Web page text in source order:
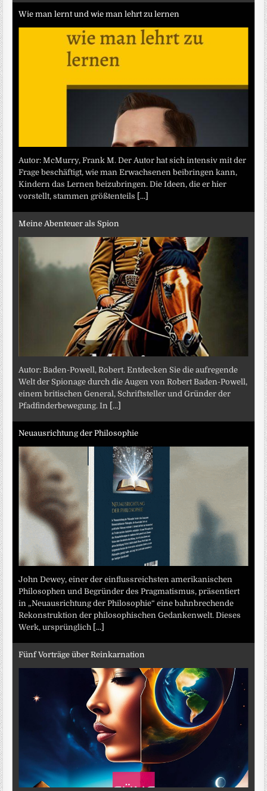
Wie man lernt und wie man lehrt zu lernen
Autor: McMurry, Frank M. Der Autor hat sich intensiv mit der
Frage beschäftigt, wie man Erwachsenen beibringen kann,
Kindern das Lernen beizubringen. Die Ideen, die er hier
vorstellt, stammen größtenteils [...]
Meine Abenteuer als Spion
Autor: Baden-Powell, Robert. Entdecken Sie die aufregende
Welt der Spionage durch die Augen von Robert Baden-Powell,
einem britischen General, Schriftsteller und Gründer der
Pfadfinderbewegung. In [...]
Neuausrichtung der Philosophie
John Dewey, einer der einflussreichsten amerikanischen
Philosophen und Begründer des Pragmatismus, präsentiert
in „Neuausrichtung der Philosophie“ eine bahnbrechende
Rekonstruktion der philosophischen Gedankenwelt. Dieses
Werk, ursprünglich [...]
Fünf Vorträge über Reinkarnation